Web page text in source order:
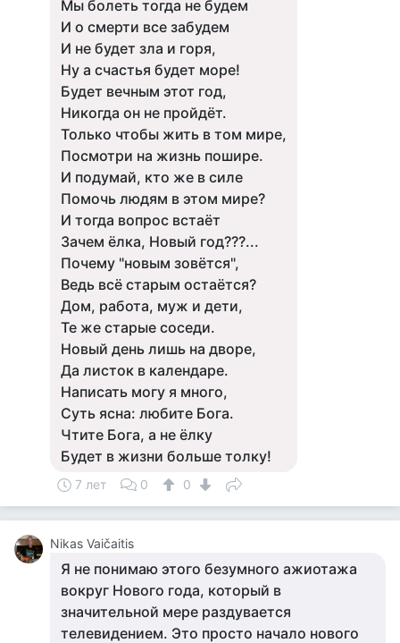
Мы болеть тогда не будем
И о смерти все забудем
И не будет зла и горя,
Ну а счастья будет море!
Будет вечным этот год,
Никогда он не пройдёт.
Только чтобы жить в том мире,
Посмотри на жизнь пошире.
И подумай, кто же в силе
Помочь людям в этом мире?
И тогда вопрос встаёт
Зачем ёлка, Новый год???...
Почему "новым зовётся",
Ведь всё старым остаётся?
Дом, работа, муж и дети,
Те же старые соседи.
Новый день лишь на дворе,
Да листок в календаре.
Написать могу я много,
Суть ясна: любите Бога.
Чтите Бога, а не ёлку
Будет в жизни больше толку!
7 лет 0 0
Nikas Vaičaitis
Я не понимаю этого безумного ажиотажа
вокруг Нового года, который в
значительной мере раздувается
телевидением. Это просто начало нового